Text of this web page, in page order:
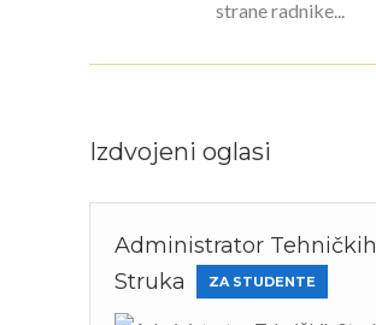
strane radnike...
Izdvojeni oglasi
Administrator Tehničkih
Struka
ZA STUDENTE